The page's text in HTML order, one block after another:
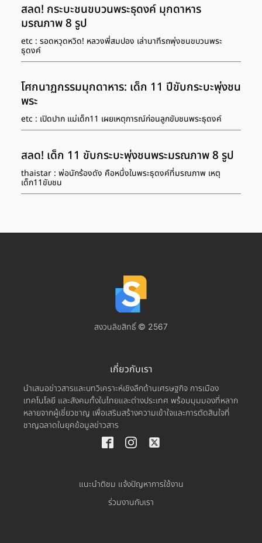
สลด! กระบะชนขบวนพระธุดงค์ มุกดาหาร
มรณภาพ 8 รูป
etc : รอดหวุดหวิด! หลวงพี่สมปอง เล่านาทีรถพุ่งชนขบวนพระ
ธุดงค์
โศกนาฏกรรมมุกดาหาร: เด็ก 11 ปีขับกระบะพุ่งชน
พระ
etc : เปิดปาก แม่เด็ก11 เผยเหตุการณ์ก่อนลูกขับชนพระธุดงค์
สลด! เด็ก 11 ขับกระบะพุ่งชนพระมรณภาพ 8 รูป
thaistar : พ่อนักร้องดัง คือหนึ่งในพระธุดงค์ที่มรณภาพ เหตุ
เด็ก11ขับชน
สงวนลิขสิทธิ์ © 2567
เกี่ยวกับเรา
นำเสนอข่าวสารและบทวิเคราะห์เชิงลึกด้านเศรษฐกิจ การเมือง
เทคโนโลยี และสังคมทั้งในไทยและต่างประเทศ พร้อมมุมมองที่หลาก
หลายจากผู้เชี่ยวชาญ เพื่อเสริมสร้างความเข้าใจและการตัดสินใจที่
ชาญฉลาดในยุคข้อมูลข่าวสาร
แนะนำติชม แจ้งปัญหาการใช้งาน
ร่วมงานกับเรา